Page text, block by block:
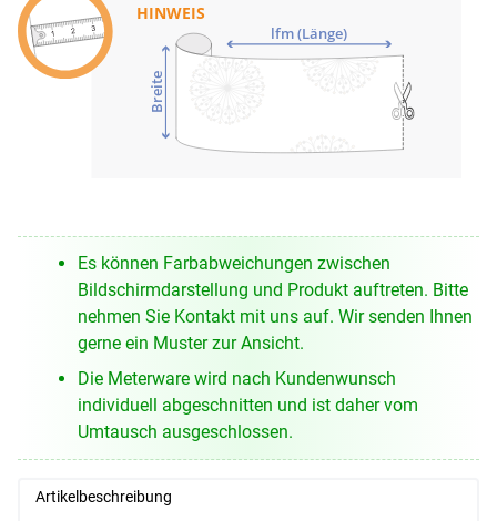
lfm (Länge)
Breite
HINWEIS
Es können Farbabweichungen zwischen
Bildschirmdarstellung und Produkt auftreten. Bitte
nehmen Sie Kontakt mit uns auf. Wir senden Ihnen
gerne ein Muster zur Ansicht.
Die Meterware wird nach Kundenwunsch
individuell abgeschnitten und ist daher vom
Umtausch ausgeschlossen.
Artikelbeschreibung